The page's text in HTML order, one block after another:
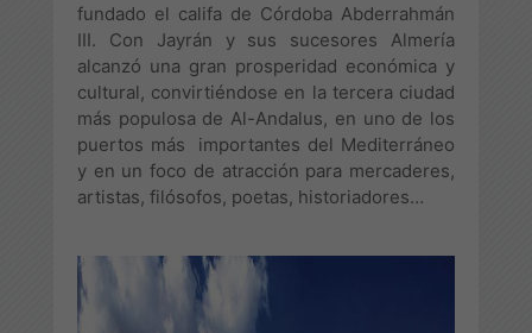
fundado el califa de Córdoba Abderrahmán
III. Con Jayrán y sus sucesores Almería
alcanzó una gran prosperidad económica y
cultural, convirtiéndose en la tercera ciudad
más populosa de Al-Andalus, en uno de los
puertos más importantes del Mediterráneo
y en un foco de atracción para mercaderes,
artistas, filósofos, poetas, historiadores…